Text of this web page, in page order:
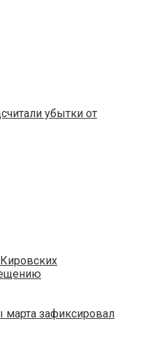
убытки от
марта зафиксировал